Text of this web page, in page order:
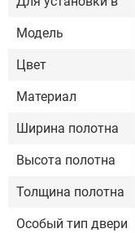
Модель
Цвет
Материал
Ширина полотна
Высота полотна
Толщина полотна
Особый тип двери